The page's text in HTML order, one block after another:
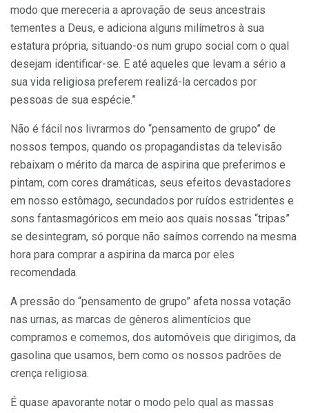
modo que mereceria a aprovação de seus ancestrais
tementes a Deus, e adiciona alguns milímetros à sua
estatura própria, situando-os num grupo social com o qual
desejam identificar-se. E até aqueles que levam a sério a
sua vida religiosa preferem realizá-la cercados por
pessoas de sua espécie.”
Não é fácil nos livrarmos do “pensamento de grupo” de
nossos tempos, quando os propagandistas da televisão
rebaixam o mérito da marca de aspirina que preferimos e
pintam, com cores dramáticas, seus efeitos devastadores
em nosso estômago, secundados por ruídos estridentes e
sons fantasmagóricos em meio aos quais nossas “tripas”
se desintegram, só porque não saímos correndo na mesma
hora para comprar a aspirina da marca por eles
recomendada.
A pressão do “pensamento de grupo” afeta nossa votação
nas urnas, as marcas de gêneros alimentícios que
compramos e comemos, dos automóveis que dirigimos, da
gasolina que usamos, bem como os nossos padrões de
crença religiosa.
É quase apavorante notar o modo pelo qual as massas